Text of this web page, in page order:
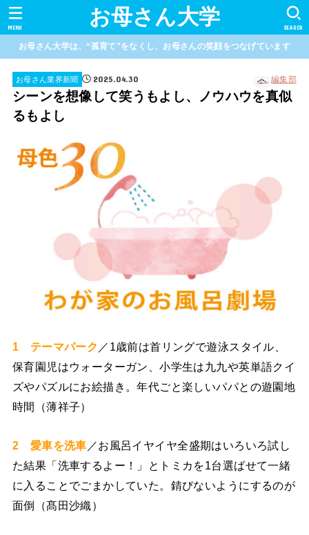
お母さん大学 SEARCH
MENU
お母さん大学は、“孤育て”をなくし、お母さんの笑顔をつなげています
お母さん業界新聞 2025.04.30 編集部
シーンを想像して笑うもよし、ノウハウを真似
るもよし
1 テーマパーク ／1歳前は首リングで遊泳スタイル、
保育園児はウォーターガン、小学生は九九や英単語クイ
ズやパズルにお絵描き。年代ごと楽しいパパとの遊園地
時間（薄祥子）
2 愛車を洗車 ／お風呂イヤイヤ全盛期はいろいろ試し
た結果「洗車するよー！」とトミカを1台選ばせて一緒
に入ることでごまかしていた。錆びないようにするのが
面倒（髙田沙織）